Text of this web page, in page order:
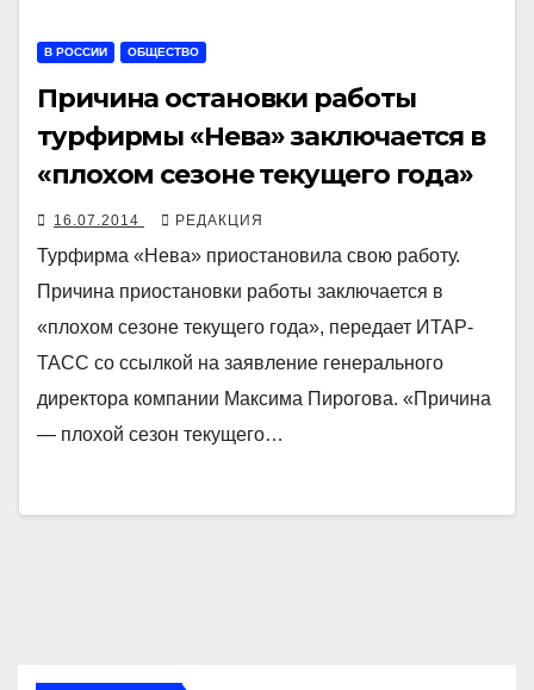
В РОССИИ ОБЩЕСТВО
Причина остановки работы
турфирмы «Нева» заключается в
«плохом сезоне текущего года»
16.07.2014 РЕДАКЦИЯ
Турфирма «Нева» приостановила свою работу.
Причина приостановки работы заключается в
«плохом сезоне текущего года», передает ИТАР-
ТАСС со ссылкой на заявление генерального
директора компании Максима Пирогова. «Причина
— плохой сезон текущего…